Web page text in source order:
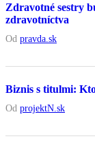
Zdravotné sestry
zdravotníctva
Od pravda.sk
Biznis s titulmi:
Od projektN.sk